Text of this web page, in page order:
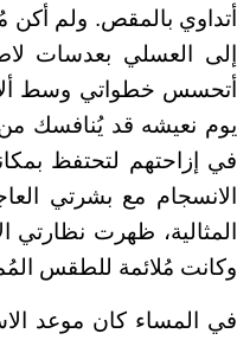
أتداوي بالمقص. ولم أكن
إلى العسلي بعدسات
أتحسس خطواتي وسط
يوم نعيشه قد يُنافسك
في إزاحتهم لتحتفظ
الانسجام مع بشرتي
المثالية، ظهرت
وكانت مُلائمة للطقس
في المساء كان موعد